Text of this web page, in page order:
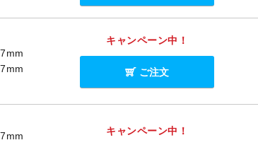
キャンペーン中！
ご注文
キャンペーン中！